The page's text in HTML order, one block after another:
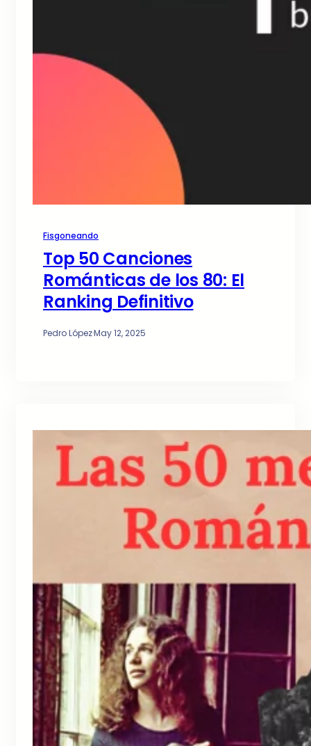
Fisgoneando
Top 50 Canciones
Románticas de los 80: El
Ranking Definitivo
Pedro López·May 12, 2025